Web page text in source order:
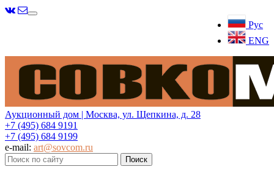
Рус
ENG
Меню
Аукционный дом | Москва, ул. Щепкина, д. 28
+7 (495) 684 9191
+7 (495) 684 9199
e-mail: art@sovcom.ru